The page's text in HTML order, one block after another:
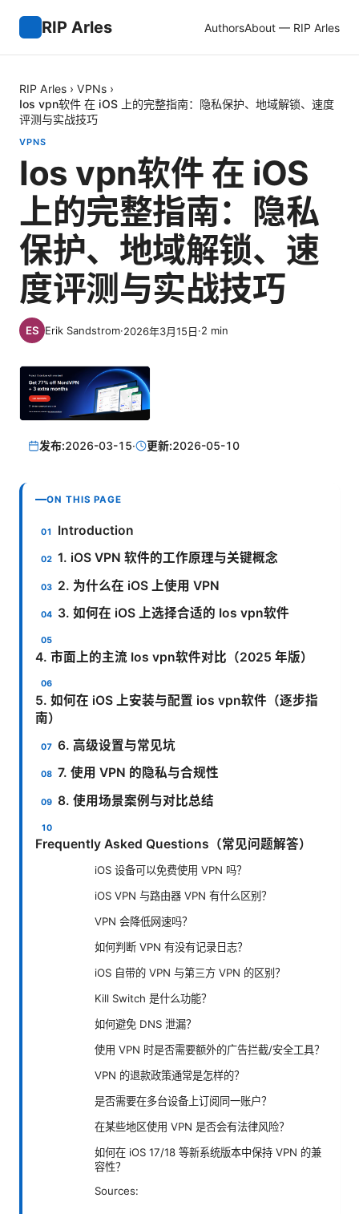
RIP Arles AuthorsAbout — RIP Arles
RIP Arles › VPNs ›
Ios vpn软件 在 iOS 上的完整指南：隐私保护、地域解锁、速度
评测与实战技巧
VPNS
Ios vpn软件 在 iOS
上的完整指南：隐私
保护、地域解锁、速
度评测与实战技巧
Erik Sandstrom·2026年3月15日·2 min
发布:2026-03-15· 更新:2026-05-10
ON THIS PAGE
Introduction
1. iOS VPN 软件的工作原理与关键概念
2. 为什么在 iOS 上使用 VPN
3. 如何在 iOS 上选择合适的 Ios vpn软件
4. 市面上的主流 Ios vpn软件对比（2025 年版）
5. 如何在 iOS 上安装与配置 ios vpn软件（逐步指
南）
6. 高级设置与常见坑
7. 使用 VPN 的隐私与合规性
8. 使用场景案例与对比总结
Frequently Asked Questions（常见问题解答）
iOS 设备可以免费使用 VPN 吗？
iOS VPN 与路由器 VPN 有什么区别？
VPN 会降低网速吗？
如何判断 VPN 有没有记录日志？
iOS 自带的 VPN 与第三方 VPN 的区别？
Kill Switch 是什么功能？
如何避免 DNS 泄漏？
使用 VPN 时是否需要额外的广告拦截/安全工具？
VPN 的退款政策通常是怎样的？
是否需要在多台设备上订阅同一账户？
在某些地区使用 VPN 是否会有法律风险？
如何在 iOS 17/18 等新系统版本中保持 VPN 的兼
容性？
Sources: